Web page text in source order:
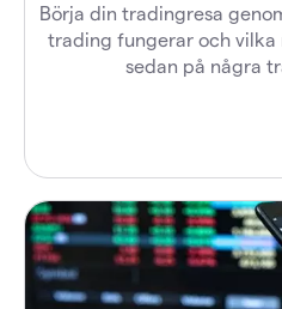
Börja din tradingresa
trading fungerar och vilka
sedan på några